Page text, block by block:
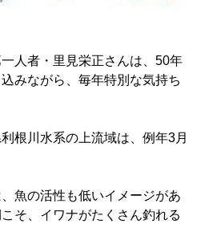
人者・里見栄正さんは、50年
みながら、毎年特別な気持ち
根川水系の上流域は、例年3月
魚の活性も低いイメージがあ
そ、イワナがたくさん釣れる